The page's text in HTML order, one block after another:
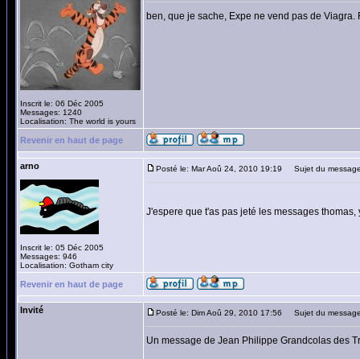
Inscrit le: 06 Déc 2005
Messages: 1240
Localisation: The world is yours
ben, que je sache, Expe ne vend pas de
Revenir en haut de page
arno
Inscrit le: 05 Déc 2005
Messages: 946
Localisation: Gotham city
Posté le: Mar Aoû 24, 2010 19:19 Sujet du
J'espere que t'as pas jeté les messages
Revenir en haut de page
Invité Posté le: Dim Aoû 29, 2010 17:56 Sujet du
Un message de Jean Philippe Grandcolas des